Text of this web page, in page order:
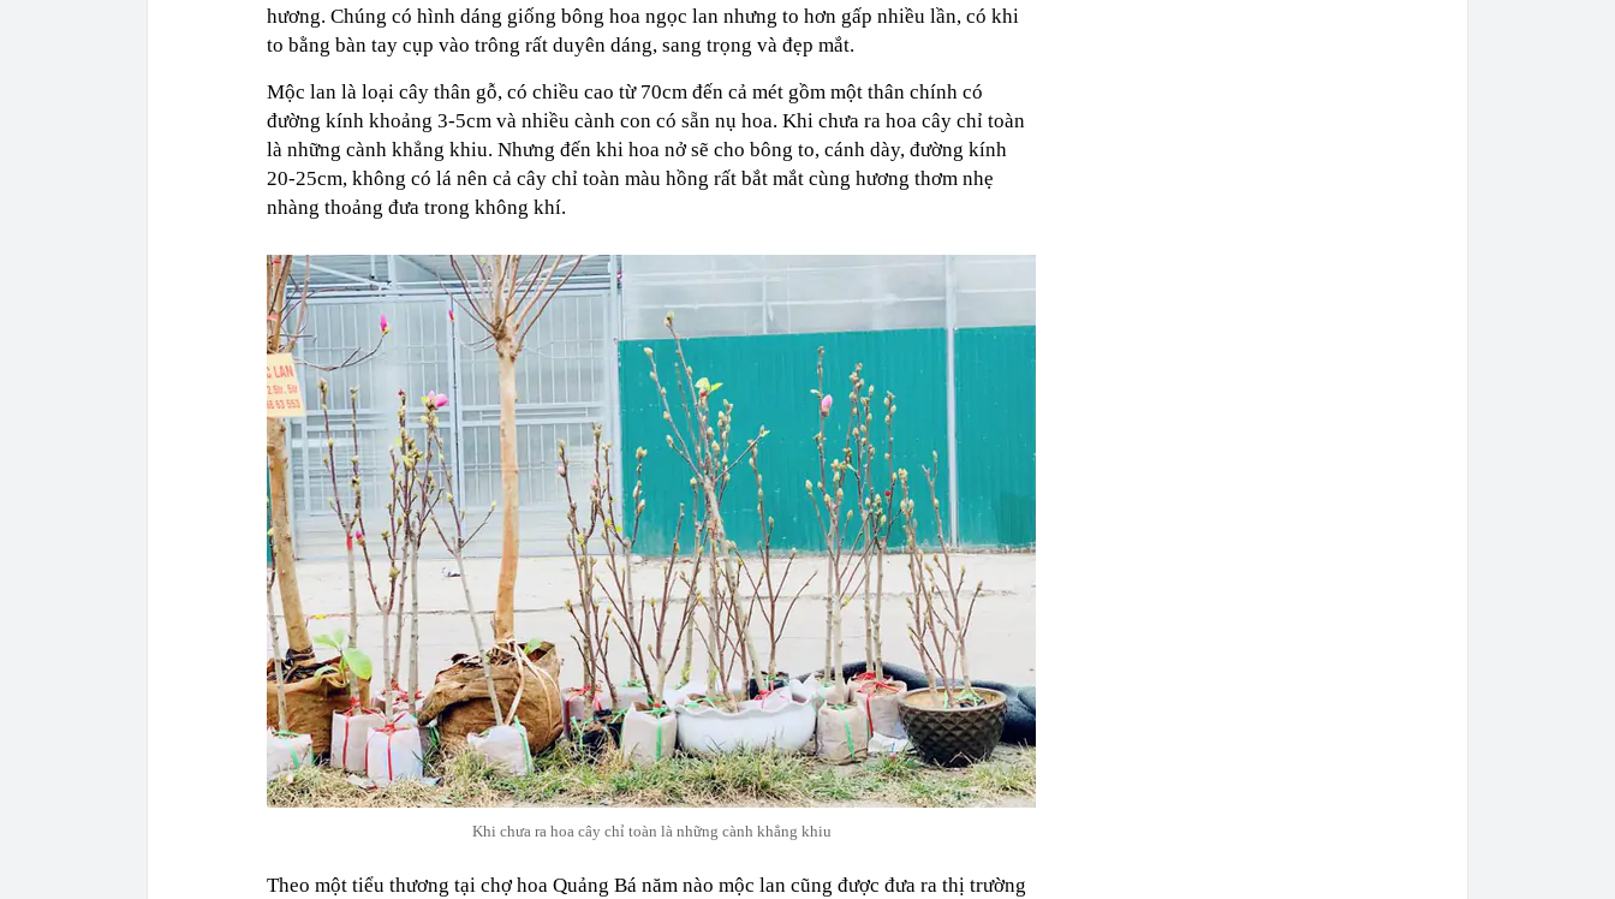
hương. Chúng có hình dáng giống bông hoa ngọc lan nhưng to hơn gấp nhiều lần, có khi
to bằng bàn tay cụp vào trông rất duyên dáng, sang trọng và đẹp mắt.
Mộc lan là loại cây thân gỗ, có chiều cao từ 70cm đến cả mét gồm một thân chính có
đường kính khoảng 3-5cm và nhiều cành con có sẵn nụ hoa. Khi chưa ra hoa cây chỉ toàn
là những cành khẳng khiu. Nhưng đến khi hoa nở sẽ cho bông to, cánh dày, đường kính
20-25cm, không có lá nên cả cây chỉ toàn màu hồng rất bắt mắt cùng hương thơm nhẹ
nhàng thoảng đưa trong không khí.
Khi chưa ra hoa cây chỉ toàn là những cành khẳng khiu
Theo một tiểu thương tại chợ hoa Quảng Bá năm nào mộc lan cũng được đưa ra thị trường